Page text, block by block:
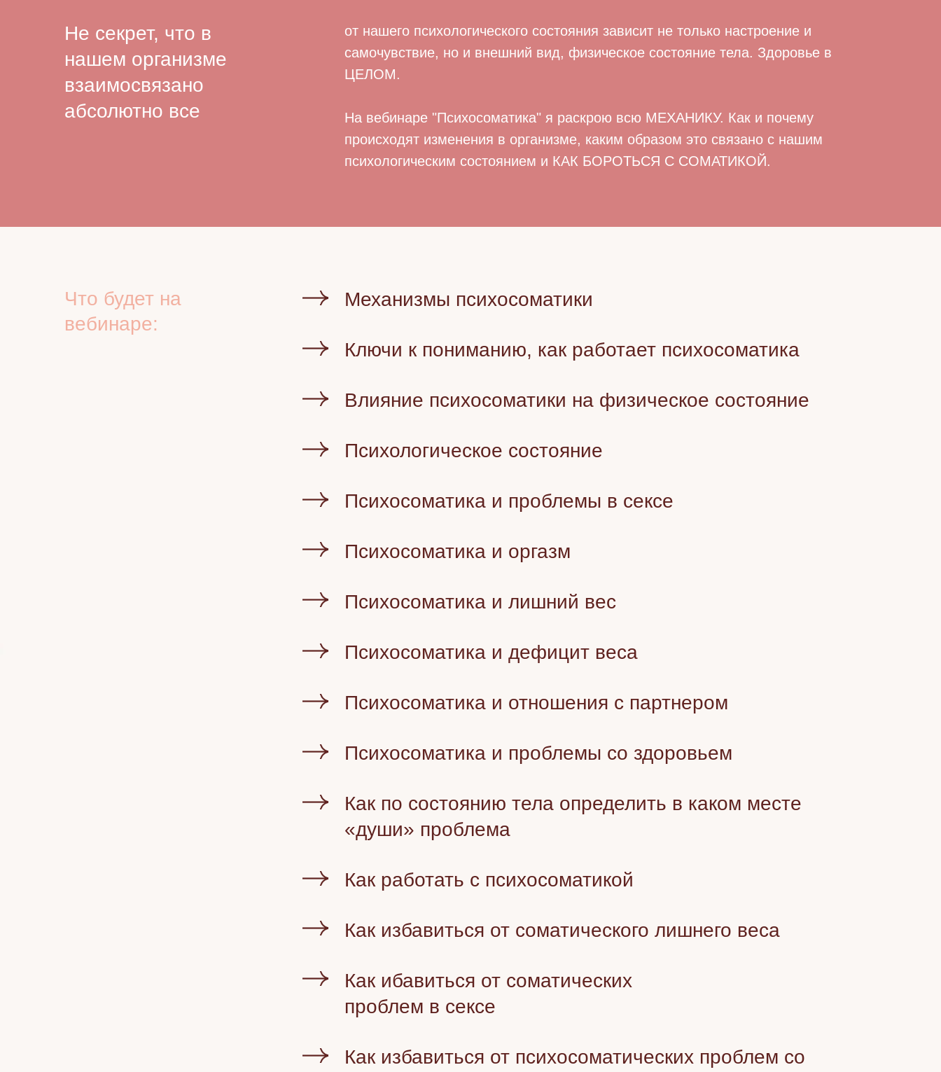
от нашего психологического состояния зависит не только настроение и
самочувствие, но и внешний вид, физическое состояние тела. Здоровье в
ЦЕЛОМ.
На вебинаре "Психосоматика" я раскрою всю МЕХАНИКУ. Как и почему
происходят изменения в организме, каким образом это связано с нашим
психологическим состоянием и КАК БОРОТЬСЯ С СОМАТИКОЙ.
Не секрет, что в
нашем организме
взаимосвязано
абсолютно все
Что будет на
вебинаре:
Механизмы психосоматики
Ключи к пониманию, как работает психосоматика
Влияние психосоматики на физическое состояние
Психологическое состояние
Психосоматика и проблемы в сексе
Психосоматика и оргазм
Психосоматика и лишний вес
Психосоматика и дефицит веса
Психосоматика и отношения с партнером
Психосоматика и проблемы со здоровьем
Как по состоянию тела определить в каком месте
«души» проблема
Как работать с психосоматикой
Как избавиться от соматического лишнего веса
Как ибавиться от соматических
проблем в сексе
Как избавиться от психосоматических проблем со